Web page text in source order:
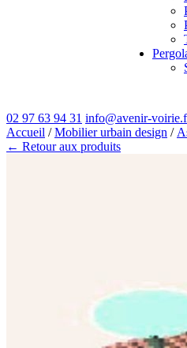
02 97 63 94 31 info@avenir-
Accueil /Mobilier urbain design /
← Retour aux produits